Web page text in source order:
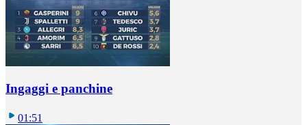
Ingaggi e panchine
01:51